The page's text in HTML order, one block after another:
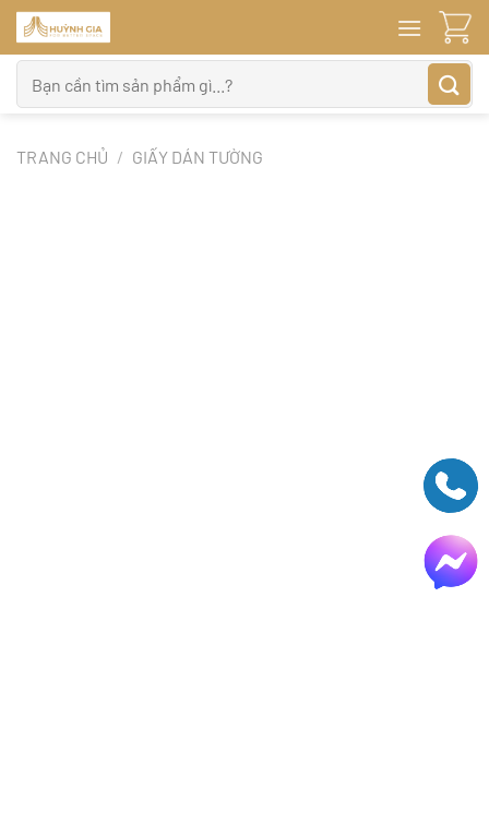
Bỏ
qua
nội
dung
kiếm:
TRANG CHỦ / GIẤY DÁN TƯỜNG